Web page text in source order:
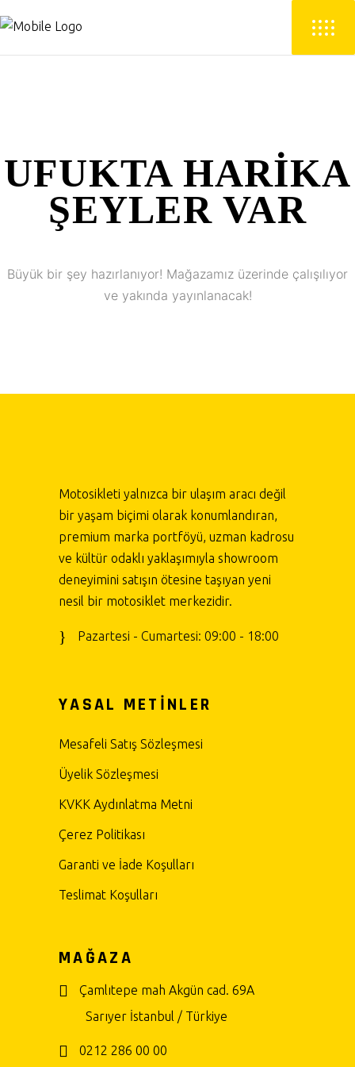
UFUKTA HARIKA
ŞEYLER VAR
Büyük bir şey hazırlanıyor! Mağazamız üzerinde çalışılıyor
ve yakında yayınlanacak!
Motosikleti yalnızca bir ulaşım aracı değil
bir yaşam biçimi olarak konumlandıran,
premium marka portföyü, uzman kadrosu
ve kültür odaklı yaklaşımıyla showroom
deneyimini satışın ötesine taşıyan yeni
nesil bir motosiklet merkezidir.
Pazartesi - Cumartesi: 09:00 - 18:00
YASAL METİNLER
Mesafeli Satış Sözleşmesi
Üyelik Sözleşmesi
KVKK Aydınlatma Metni
Çerez Politikası
Garanti ve İade Koşulları
Teslimat Koşulları
MAĞAZA
Çamlıtepe mah Akgün cad. 69A
Sarıyer İstanbul / Türkiye
0212 286 00 00